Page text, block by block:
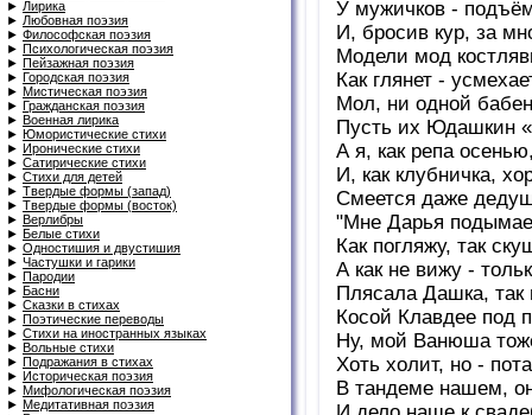
► Лирика
► Любовная поэзия
► Философская поэзия
► Психологическая поэзия
► Пейзажная поэзия
► Городская поэзия
► Мистическая поэзия
► Гражданская поэзия
► Военная лирика
► Юмористические стихи
► Иронические стихи
► Сатирические стихи
► Стихи для детей
► Твердые формы (запад)
► Твердые формы (восток)
► Верлибры
► Белые стихи
► Одностишия и двустишия
► Частушки и гарики
► Пародии
► Басни
► Сказки в стихах
► Поэтические переводы
► Стихи на иностранных языках
► Вольные стихи
► Подражания в стихах
► Историческая поэзия
► Мифологическая поэзия
► Медитативная поэзия
У мужичков -
И, бросив кур, за
Модели мод
Как глянет -
Мол, ни одной
Пусть их Юдашкин
А я, как репа
И, как клубничка,
Смеется даже
"Мне Дарья
Как погляжу, так
А как не вижу -
Плясала Дашка, так
Косой Клавдее под
Ну, мой Ванюша
Хоть холит, но -
В тандеме нашем,